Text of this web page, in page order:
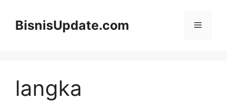
BisnisUpdate.com Menu
langka